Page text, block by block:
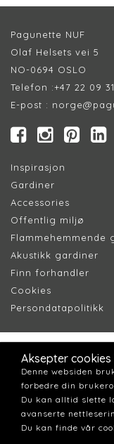
Pagunette NUF
Olaf Helsets vei 5
NO-0694 OSLO
Telefon :+47 22 09
E-post :
Inspirasjon
Gardiner
Accessories
Offentlig miljø
Flammehemmende
Akustikk gardiner
Finn forhandler
Cookies
Persondatapolitikk
Aksepter
Denne websiden
forbedre din
Du kan alltid slette
avanserte
Du kan finde vår